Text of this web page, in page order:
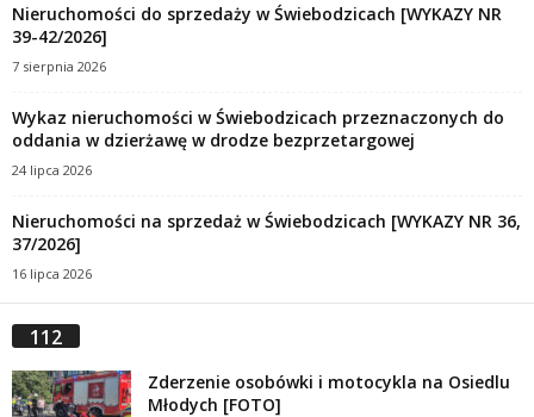
Nieruchomości do sprzedaży w Świebodzicach [WYKAZY NR
39-42/2026]
7 sierpnia 2026
Wykaz nieruchomości w Świebodzicach przeznaczonych do
oddania w dzierżawę w drodze bezprzetargowej
24 lipca 2026
Nieruchomości na sprzedaż w Świebodzicach [WYKAZY NR 36,
37/2026]
16 lipca 2026
112
Zderzenie osobówki i motocykla na Osiedlu
Młodych [FOTO]